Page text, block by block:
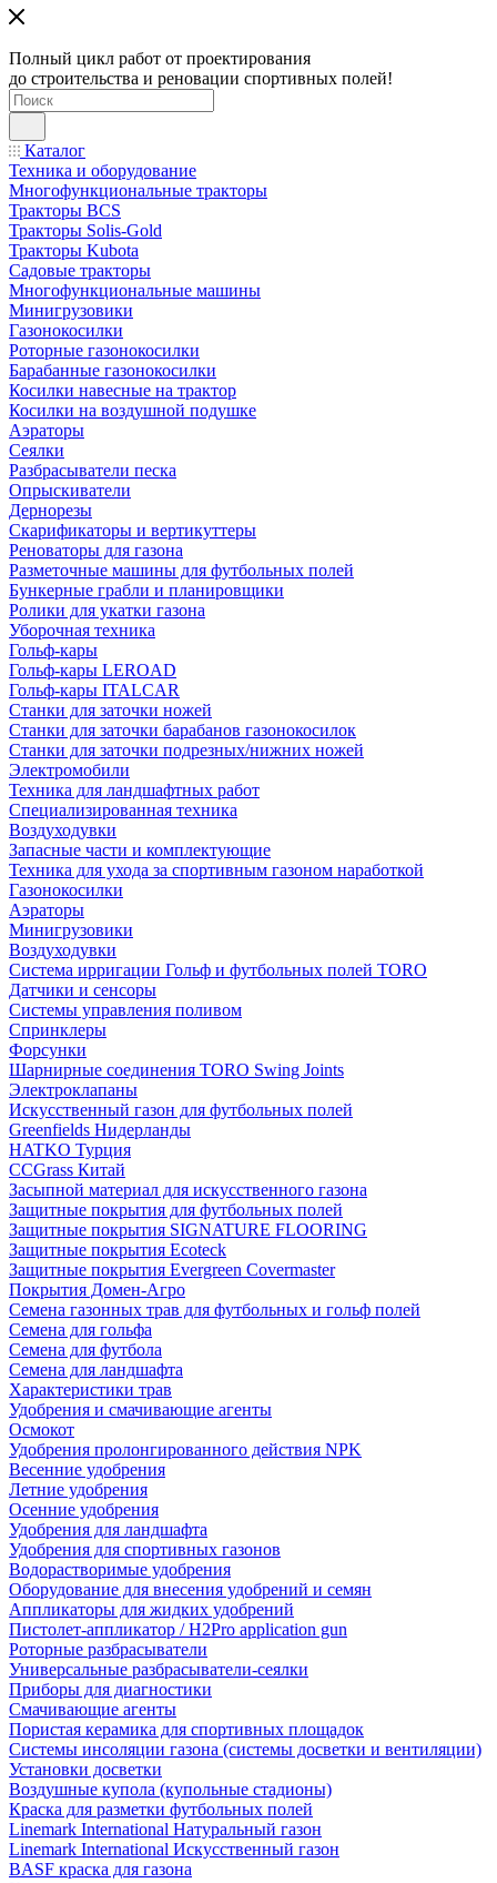
Полный цикл работ от проектирования
до строительства и реновации спортивных полей!
Каталог
Техника и оборудование
Многофункциональные тракторы
Тракторы BCS
Тракторы Solis-Gold
Тракторы Kubota
Садовые тракторы
Многофункциональные машины
Минигрузовики
Газонокосилки
Роторные газонокосилки
Барабанные газонокосилки
Косилки навесные на трактор
Косилки на воздушной подушке
Аэраторы
Сеялки
Разбрасыватели песка
Опрыскиватели
Дернорезы
Скарификаторы и вертикуттеры
Реноваторы для газона
Разметочные машины для футбольных полей
Бункерные грабли и планировщики
Ролики для укатки газона
Уборочная техника
Гольф-кары
Гольф-кары LEROAD
Гольф-кары ITALCAR
Станки для заточки ножей
Станки для заточки барабанов газонокосилок
Станки для заточки подрезных/нижних ножей
Электромобили
Техника для ландшафтных работ
Специализированная техника
Воздуходувки
Запасные части и комплектующие
Техника для ухода за спортивным газоном наработкой
Газонокосилки
Аэраторы
Минигрузовики
Воздуходувки
Система ирригации Гольф и футбольных полей TORO
Датчики и сенсоры
Системы управления поливом
Спринклеры
Форсунки
Шарнирные соединения TORO Swing Joints
Электроклапаны
Искусственный газон для футбольных полей
Greenfields Нидерланды
HATKO Турция
CCGrass Китай
Засыпной материал для искусственного газона
Защитные покрытия для футбольных полей
Защитные покрытия SIGNATURE FLOORING
Защитные покрытия Ecoteck
Защитные покрытия Evergreen Covermaster
Покрытия Домен-Агро
Семена газонных трав для футбольных и гольф полей
Семена для гольфа
Семена для футбола
Семена для ландшафта
Характеристики трав
Удобрения и смачивающие агенты
Осмокот
Удобрения пролонгированного действия NPK
Весенние удобрения
Летние удобрения
Осенние удобрения
Удобрения для ландшафта
Удобрения для спортивных газонов
Водорастворимые удобрения
Оборудование для внесения удобрений и семян
Аппликаторы для жидких удобрений
Пистолет-аппликатор / H2Pro application gun
Роторные разбрасыватели
Универсальные разбрасыватели-сеялки
Приборы для диагностики
Смачивающие агенты
Пористая керамика для спортивных площадок
Системы инсоляции газона (системы досветки и вентиляции)
Установки досветки
Воздушные купола (купольные стадионы)
Краска для разметки футбольных полей
Linemark International Натуральный газон
Linemark International Искусственный газон
BASF краска для газона